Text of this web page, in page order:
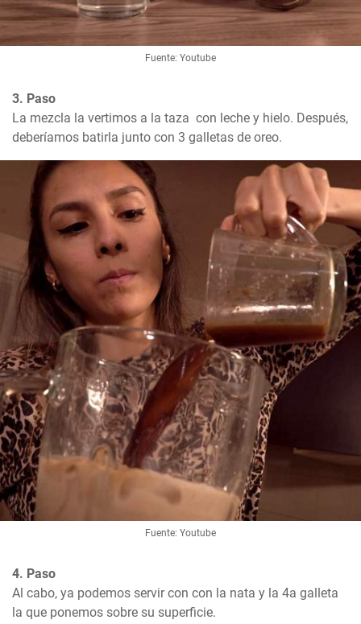
Fuente: Youtube
3. Paso
La mezcla la vertimos a la taza  con leche y hielo. Después,
deberíamos batirla junto con 3 galletas de oreo.
Fuente: Youtube
4. Paso
Al cabo, ya podemos servir con con la nata y la 4a galleta
la que ponemos sobre su superficie.